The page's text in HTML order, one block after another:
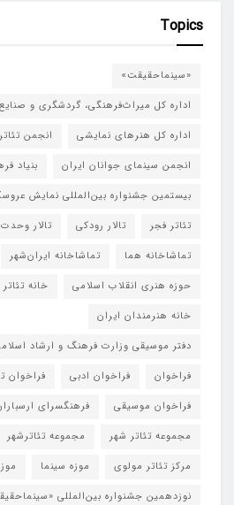
Topics
«سینماحقیقت»
اداره کل میراث‌فرهنگی، گردشگری و
اداره کل هنرهای نمایشی
انجمن
انجمن سینمای جوانان ایران
بنیاد
بیستمین جشنواره بین‌المللی نمایش
تئاتر فجر
تالار رودکی تالار وحدت
تماشاخانه هما
تماشاخانه‌ ایران‌شهر
حوزه هنری انقلاب اسلامی
خانه تئاتر
خانه هنرمندان ایران
دفتر موسیقی وزارت فرهنگ و ارشاد
فراخوان
فراخوان ادبی فراخوان
فراخوان موسیقی
فرهنگسرای
مجموعه تئاتر شهر
مجموعه تئاترشهر
مرکز تئاتر مولوی
موزه سینما
نوزدهمین جشنواره بین‌المللی